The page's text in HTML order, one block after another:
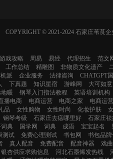
COPYRIGHT © 2021-2024 石家庄苇茛
游戏攻略 周易 易经 代理招生 范文
工作总结 精雕图 非物质文化遗产
派 企业服务 法律咨询 CHATGPT
下真题 知识星宿 游峰网 大可如意
暖 钢琴入门指法教程 英语培训机构
播电商 电商运营 电商之家 电商运营
品 女性购物 女性时尚 化妆护肤
钢琴考级 石家庄去痣哪里好 石家庄
典 国学网 词典 成语 宝宝起名
测试 免费心理测试 书包网 书包品牌
真人配音 免费配音 配音神器 戏
银杏供应求购信息 河北石墨烯发热线